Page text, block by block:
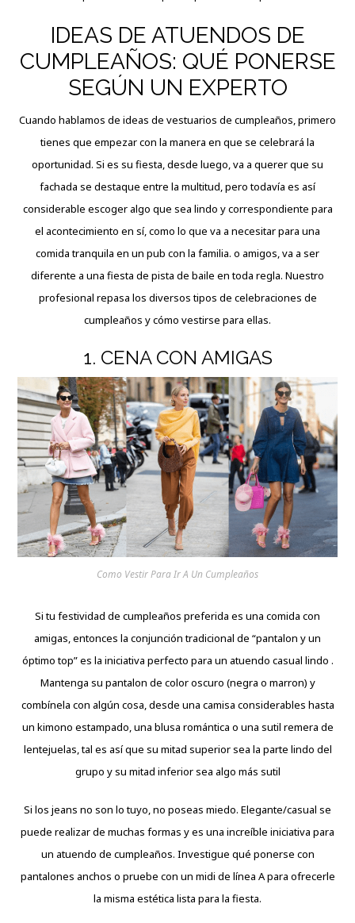
IDEAS DE ATUENDOS DE
CUMPLEAÑOS: QUÉ PONERSE
SEGÚN UN EXPERTO
Cuando hablamos de ideas de vestuarios de cumpleaños, primero
tienes que empezar con la manera en que se celebrará la
oportunidad. Si es su fiesta, desde luego, va a querer que su
fachada se destaque entre la multitud, pero todavía es así
considerable escoger algo que sea lindo y correspondiente para
el acontecimiento en sí, como lo que va a necesitar para una
comida tranquila en un pub con la familia. o amigos, va a ser
diferente a una fiesta de pista de baile en toda regla. Nuestro
profesional repasa los diversos tipos de celebraciones de
cumpleaños y cómo vestirse para ellas.
1. CENA CON AMIGAS
Como Vestir Para Ir A Un Cumpleaños
Si tu festividad de cumpleaños preferida es una comida con
amigas, entonces la conjunción tradicional de “pantalon y un
óptimo top” es la iniciativa perfecto para un atuendo casual lindo .
Mantenga su pantalon de color oscuro (negra o marron) y
combínela con algún cosa, desde una camisa considerables hasta
un kimono estampado, una blusa romántica o una sutil remera de
lentejuelas, tal es así que su mitad superior sea la parte lindo del
grupo y su mitad inferior sea algo más sutil
Si los jeans no son lo tuyo, no poseas miedo. Elegante/casual se
puede realizar de muchas formas y es una increíble iniciativa para
un atuendo de cumpleaños. Investigue qué ponerse con
pantalones anchos o pruebe con un midi de línea A para ofrecerle
la misma estética lista para la fiesta.